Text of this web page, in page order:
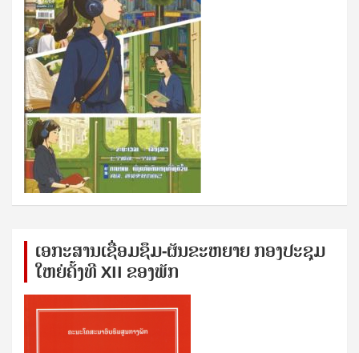
ເອກ​ະ​ສານ​ເຊ​ື່ອມ​ຊ​ຶມ-ຜັນ​ຂະ​ຫ​ຍາຍ ກອງ​ປະ​ຊຸມ​
ໃຫຍ່​ຄັ້ງ​ທີ XII ຂອງ​ພັກ